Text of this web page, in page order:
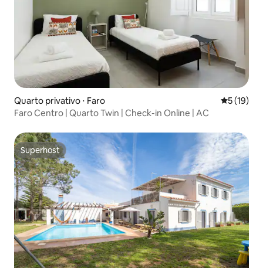
Quarto privativo ⋅ Faro 5 de uma
5 (19)
Faro Centro | Quarto Twin | Check-in Online | AC
Superhost
Superhost